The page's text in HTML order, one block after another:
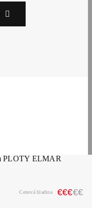
Cenová hladina €€€€€